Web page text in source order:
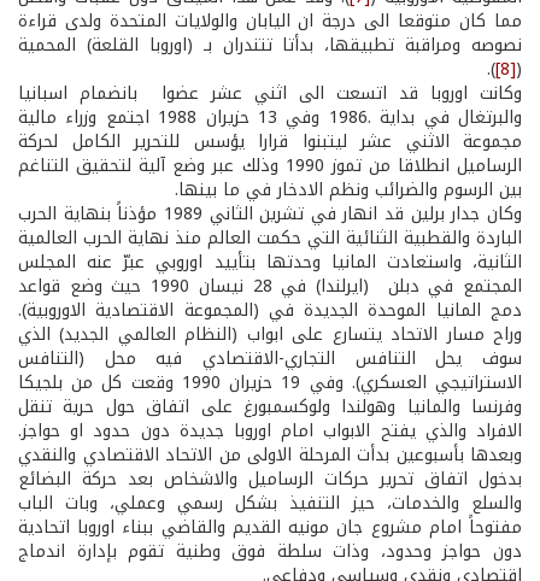
مما كان متوقعا الى درجة ان اليابان والولايات المتحدة ولدى قراءة
نصوصه ومراقبة تطبيقها، بدأتا تتندران بـ (اوروبا القلعة) المحمية
(
[8]
).
وكانت اوروبا قد اتسعت الى اثني عشر عضوا بانضمام اسبانيا
والبرتغال في بداية .1986 وفي 13 حزيران 1988 اجتمع وزراء مالية
مجموعة الاثني عشر ليتبنوا قرارا يؤسس للتحرير الكامل لحركة
الرساميل انطلاقا من تموز 1990 وذلك عبر وضع آلية لتحقيق التناغم
بين الرسوم والضرائب ونظم الادخار في ما بينها.
وكان جدار برلين قد انهار في تشرين الثاني 1989 مؤذناً بنهاية الحرب
الباردة والقطبية الثنائية التي حكمت العالم منذ نهاية الحرب العالمية
الثانية، واستعادت المانيا وحدتها بتأييد اوروبي عبرّ عنه المجلس
المجتمع في دبلن (ايرلندا) في 28 نيسان 1990 حيث وضع قواعد
دمج المانيا الموحدة الجديدة في (المجموعة الاقتصادية الاوروبية).
وراح مسار الاتحاد يتسارع على ابواب (النظام العالمي الجديد) الذي
سوف يحل التنافس التجاري-الاقتصادي فيه محل (التنافس
الاستراتيجي العسكري). وفي 19 حزيران 1990 وقعت كل من بلجيكا
وفرنسا والمانيا وهولندا ولوكسمبورغ على اتفاق حول حرية تنقل
الافراد والذي يفتح الابواب امام اوروبا جديدة دون حدود او حواجز.
وبعدها بأسبوعين بدأت المرحلة الاولى من الاتحاد الاقتصادي والنقدي
بدخول اتفاق تحرير حركات الرساميل والاشخاص بعد حركة البضائع
والسلع والخدمات، حيز التنفيذ بشكل رسمي وعملي، وبات الباب
مفتوحاً امام مشروع جان مونيه القديم والقاضي ببناء اوروبا اتحادية
دون حواجز وحدود، وذات سلطة فوق وطنية تقوم بإدارة اندماج